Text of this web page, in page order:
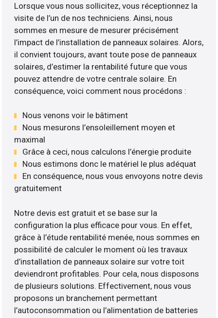
Lorsque vous nous sollicitez, vous réceptionnez la
visite de l’un de nos techniciens. Ainsi, nous
sommes en mesure de mesurer précisément
l’impact de l’installation de panneaux solaires. Alors,
il convient toujours, avant toute pose de panneaux
solaires, d’estimer la rentabilité future que vous
pouvez attendre de votre centrale solaire. En
conséquence, voici comment nous procédons :
Nous venons voir le bâtiment
Nous mesurons l’ensoleillement moyen et
maximal
Grâce à ceci, nous calculons l’énergie produite
Nous estimons donc le matériel le plus adéquat
En conséquence, nous vous envoyons notre devis
gratuitement
Notre devis est gratuit et se base sur la
configuration la plus efficace pour vous. En effet,
grâce à l’étude rentabilité menée, nous sommes en
possibilité de calculer le moment où les travaux
d’installation de panneaux solaire sur votre toit
deviendront profitables. Pour cela, nous disposons
de plusieurs solutions. Effectivement, nous vous
proposons un branchement permettant
l’autoconsommation ou l’alimentation de batteries